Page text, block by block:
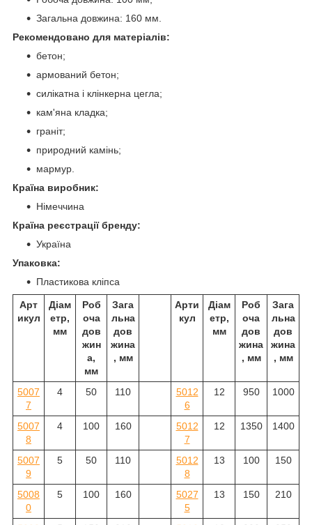
Загальна довжина: 160 мм.
Рекомендовано для матеріалів:
бетон;
армований бетон;
силікатна і клінкерна цегла;
кам'яна кладка;
граніт;
природний камінь;
мармур.
Країна виробник:
Німеччина
Країна реєстрації бренду:
Україна
Упаковка:
Пластикова кліпса
Арт
икул
Діам
етр,
мм
Роб
оча
дов
жин
а,
мм
Зага
льна
дов
жина
, мм
Арти
кул
Діам
етр,
мм
Роб
оча
дов
жина
, мм
Зага
льна
дов
жина
, мм
5007
7
4 50 110
5012
6
12 950 1000
5007
8
4 100 160
5012
7
12 1350 1400
5007
9
5 50 110
5012
8
13 100 150
5008
0
5 100 160
5027
5
13 150 210